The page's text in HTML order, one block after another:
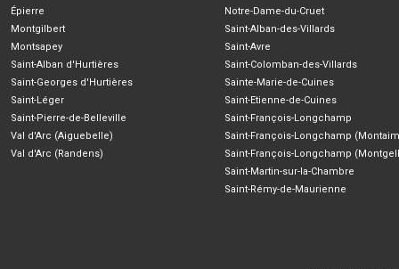
Épierre
Montgilbert
Montsapey
Saint-Alban d'Hurtières
Saint-Georges d'Hurtières
Saint-Léger
Saint-Pierre-de-Belleville
Val d'Arc (Aiguebelle)
Val d'Arc (Randens)
Notre-Dame-du-Cruet
Saint-Alban-des-Villards
Saint-Avre
Saint-Colomban-des-Villards
Sainte-Marie-de-Cuines
Saint-Etienne-de-Cuines
Saint-François-Longchamp
Saint-François-Longchamp
Saint-François-Longchamp
Saint-Martin-sur-la-Chambre
Saint-Rémy-de-Maurienne